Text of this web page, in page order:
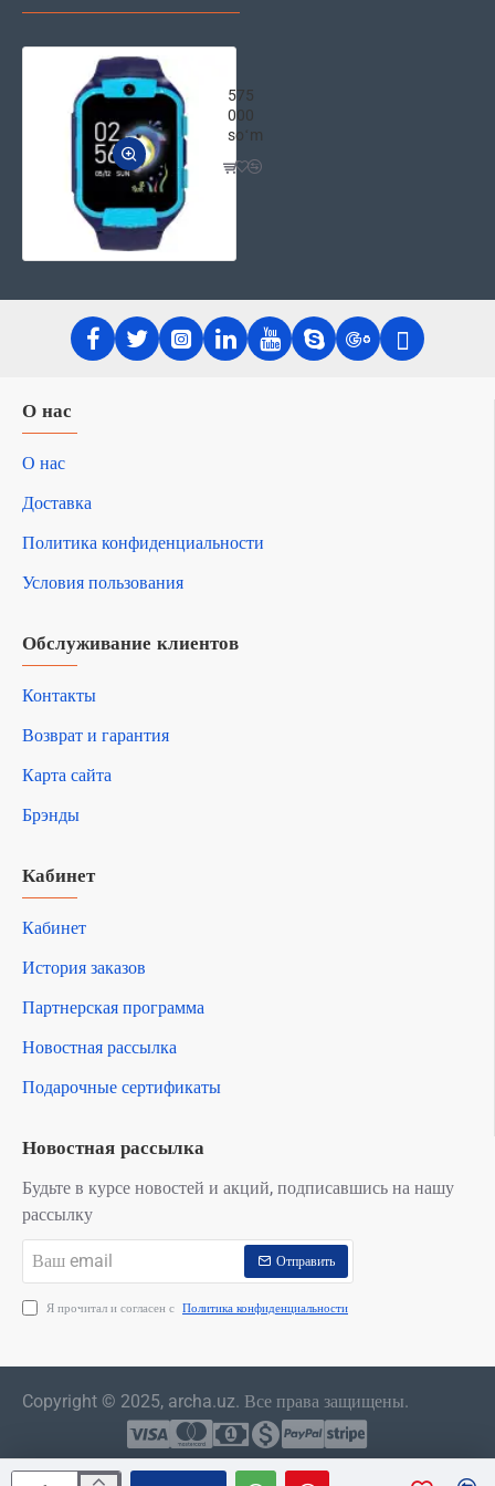
575
000
soʻm
О нас
О нас
Доставка
Политика конфиденциальности
Условия пользования
Обслуживание клиентов
Контакты
Возврат и гарантия
Карта сайта
Брэнды
Кабинет
Кабинет
История заказов
Партнерская программа
Новостная рассылка
Подарочные сертификаты
Новостная рассылка
Будьте в курсе новостей и акций, подписавшись на нашу
рассылку
email
Отправить
Я прочитал и согласен с Политика конфиденциальности
Copyright © 2025, archa.uz. Все права защищены.